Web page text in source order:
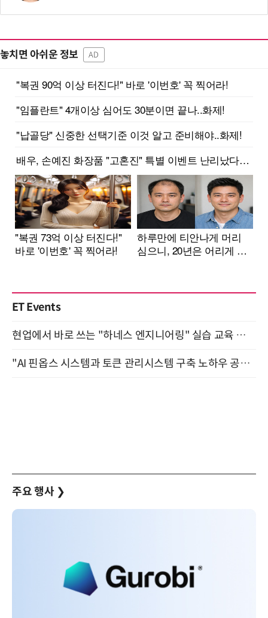
놓치면 아쉬운 정보 AD
ET Events
현업에서 바로 쓰는 "하네스 엔지니어링" 실습 교육 워크숍 8월 20일 개최
"AI 핀옵스 시스템과 토큰 관리시스템 구축 노하우 공개" 잠실 한국광고문화회관 2층 대회의실 (8/21)
주요 행사 ❯